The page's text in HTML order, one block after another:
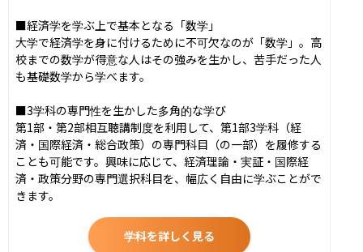
■経済学を学ぶ上で基本となる「数学」
大学で経済学を身に付けるために不可欠なのが「数学」。高
校までの数学が得意な人はその強みを生かし、苦手だった人
も基礎数学から学べます。
■3学科の専門性を生かした多角的な学び
第1部・第2部相互聴講制度を利用して、第1部3学科（経
済・国際経済・総合政策）の専門科目（の一部）を履修する
ことも可能です。興味に応じて、経済理論・実証・国際経
済・政策分野の専門選択科目を、幅広く自由に学ぶことがで
きます。
学科を詳しく見る